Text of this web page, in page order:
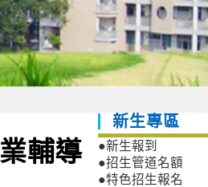
輔導
新生專區
●新生報到
●招生管道名額
●特色招生報名